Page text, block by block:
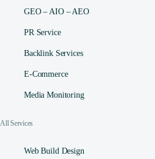
GEO – AIO – AEO
PR Service
Backlink Services
E-Commerce
Media Monitoring
All Services
Web Build Design